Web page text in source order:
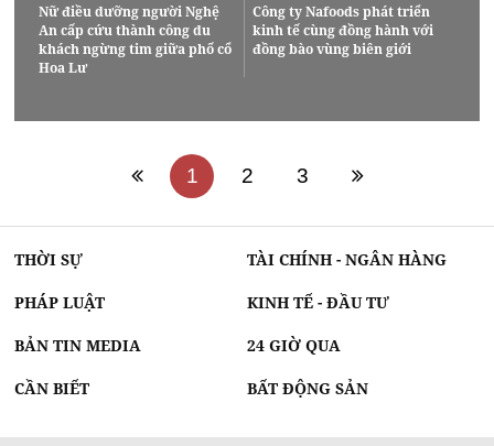
Nữ điều dưỡng người Nghệ
An cấp cứu thành công du
khách ngừng tim giữa phố cổ
Hoa Lư
Công ty Nafoods phát triển
kinh tế cùng đồng hành với
đồng bào vùng biên giới
1 2 3
THỜI SỰ TÀI CHÍNH - NGÂN HÀNG
PHÁP LUẬT KINH TẾ - ĐẦU TƯ
BẢN TIN MEDIA 24 GIỜ QUA
CẦN BIẾT BẤT ĐỘNG SẢN